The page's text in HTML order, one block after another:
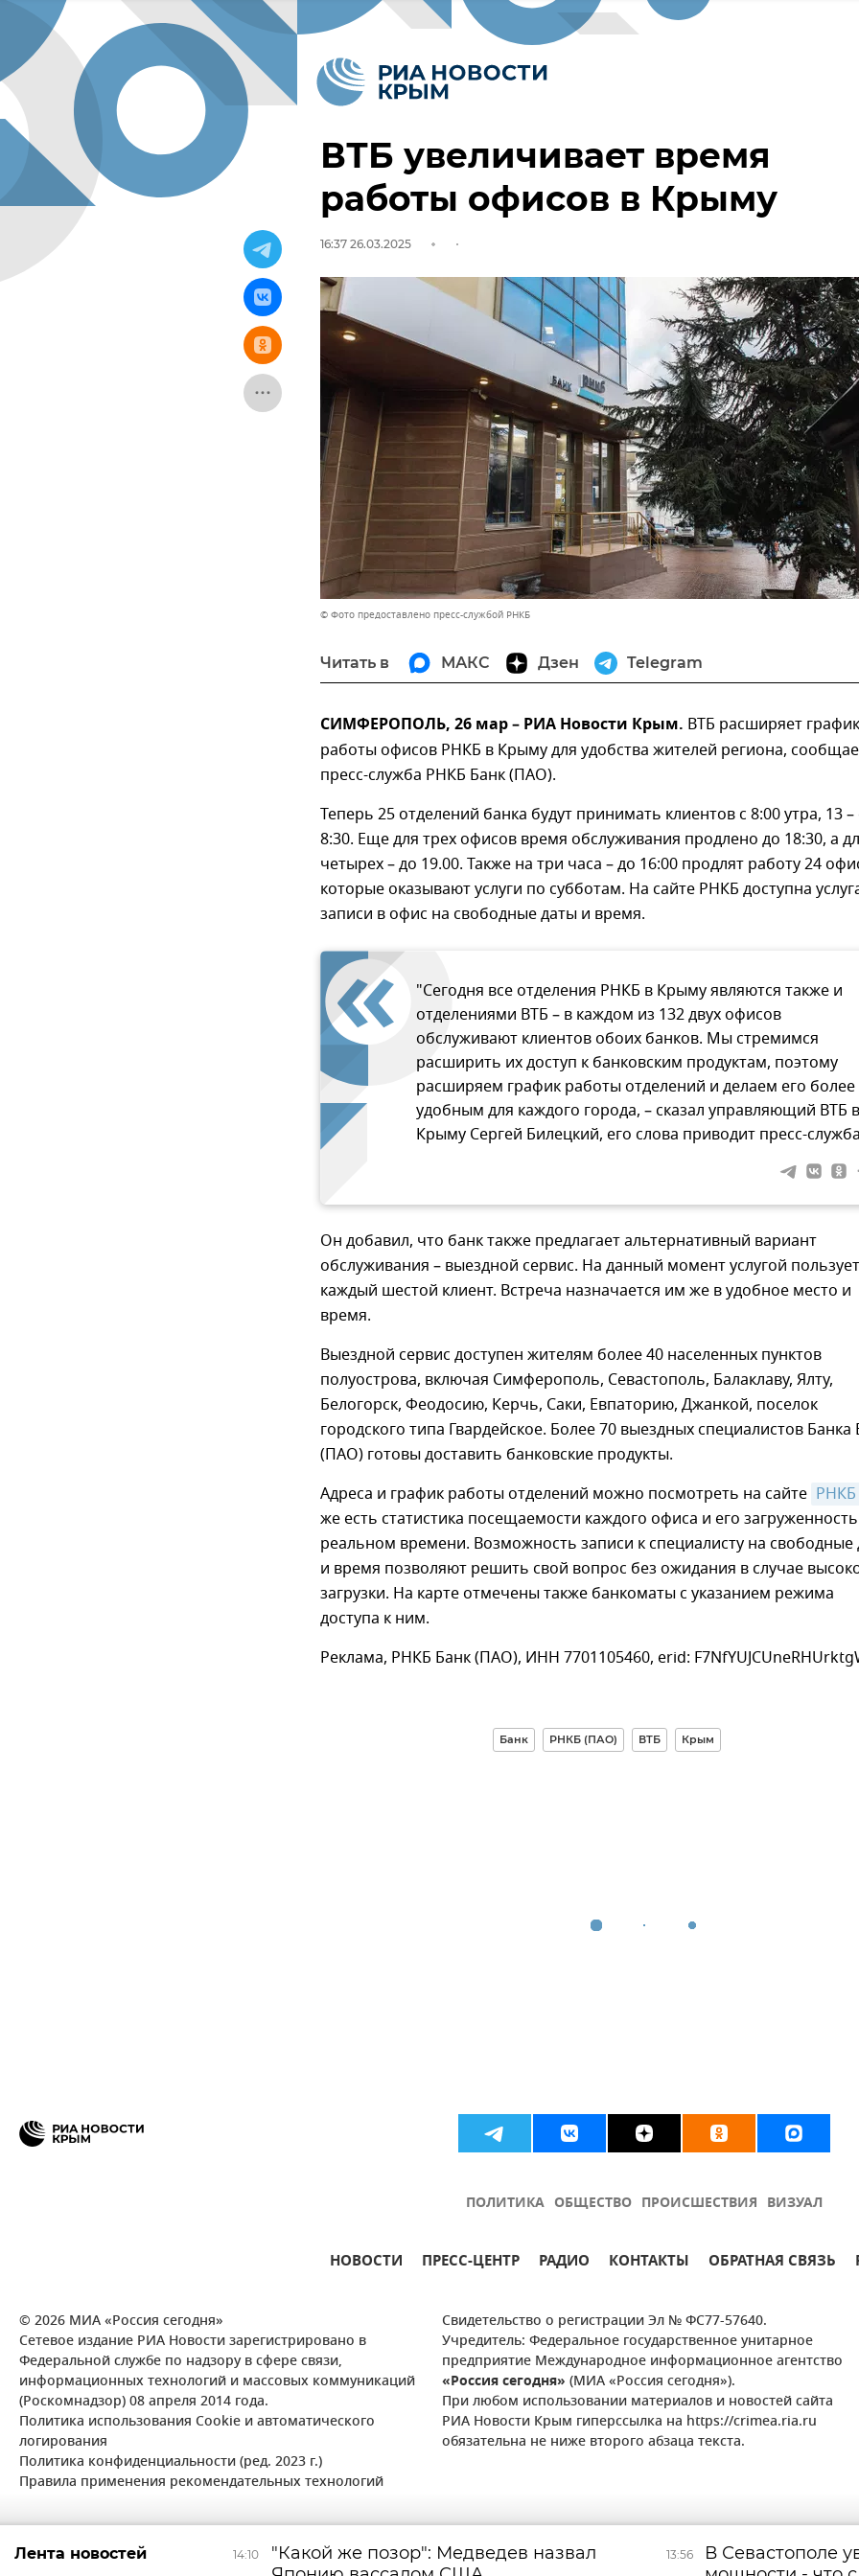
ВТБ увеличивает время
работы офисов в Крыму
16:37 26.03.2025
© Фото предоставлено пресс-службой РНКБ
Читать в МАКС Дзен Telegram
СИМФЕРОПОЛЬ, 26 мар – РИА Новости Крым. ВТБ расширяет график
работы офисов РНКБ в Крыму для удобства жителей региона,
пресс-служба РНКБ Банк (ПАО).
Теперь 25 отделений банка будут принимать клиентов с 8:00 утра, 13 –
8:30. Еще для трех офисов время обслуживания продлено до 18:30, а
четырех – до 19.00. Также на три часа – до 16:00 продлят работу 24
которые оказывают услуги по субботам. На сайте РНКБ доступна
записи в офис на свободные даты и время.
"Сегодня все отделения РНКБ в Крыму являются также и
отделениями ВТБ – в каждом из 132 двух офисов
обслуживают клиентов обоих банков. Мы стремимся
расширить их доступ к банковским продуктам, поэтому
расширяем график работы отделений и делаем его более
удобным для каждого города, – сказал управляющий ВТБ в
Крыму Сергей Билецкий, его слова приводит пресс-
Он добавил, что банк также предлагает альтернативный вариант
обслуживания – выездной сервис. На данный момент услугой
каждый шестой клиент. Встреча назначается им же в удобное место и
время.
Выездной сервис доступен жителям более 40 населенных пунктов
полуострова, включая Симферополь, Севастополь, Балаклаву, Ялту,
Белогорск, Феодосию, Керчь, Саки, Евпаторию, Джанкой, поселок
городского типа Гвардейское. Более 70 выездных специалистов Банка
(ПАО) готовы доставить банковские продукты.
Адреса и график работы отделений можно посмотреть на сайте РНКБ
же есть статистика посещаемости каждого офиса и его
реальном времени. Возможность записи к специалисту на свободные
и время позволяют решить свой вопрос без ожидания в случае
загрузки. На карте отмечены также банкоматы с указанием режима
доступа к ним.
Реклама, РНКБ Банк (ПАО), ИНН 7701105460, erid:
Банк РНКБ (ПАО) ВТБ Крым
ПОЛИТИКА ОБЩЕСТВО ПРОИСШЕСТВИЯ ВИЗУАЛ
НОВОСТИ ПРЕСС-ЦЕНТР РАДИО КОНТАКТЫ ОБРАТНАЯ СВЯЗЬ
© 2026 МИА «Россия сегодня»
Сетевое издание РИА Новости зарегистрировано в
Федеральной службе по надзору в сфере связи,
информационных технологий и массовых коммуникаций
(Роскомнадзор) 08 апреля 2014 года.
Политика использования Cookie и автоматического
логирования
Политика конфиденциальности (ред. 2023 г.)
Правила применения рекомендательных технологий
Свидетельство о регистрации Эл № ФС77-57640.
Учредитель: Федеральное государственное унитарное
предприятие Международное информационное агентство
«Россия сегодня» (МИА «Россия сегодня»).
При любом использовании материалов и новостей сайта
РИА Новости Крым гиперссылка на https://crimea.ria.ru
обязательна не ниже второго абзаца текста.
14:10
"Какой же позор": Медведев назвал
13:56
В Севастополе
Лента новостей